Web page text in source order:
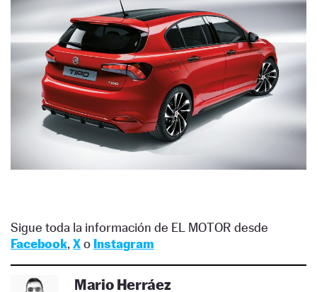
Sigue toda la información de EL MOTOR desde
Facebook, Xo Instagram
Mario Herráez